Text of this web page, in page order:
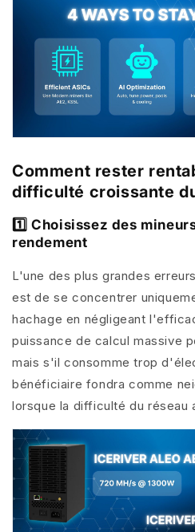
Comment rester
difficulté croissante
1️⃣ Choisissez des
rendement
L'une des plus grandes
est de se concentrer
hachage en négligeant
puissance de calcul massive
mais s'il consomme trop
bénéficiaire fondra comme
lorsque la difficulté du réseau